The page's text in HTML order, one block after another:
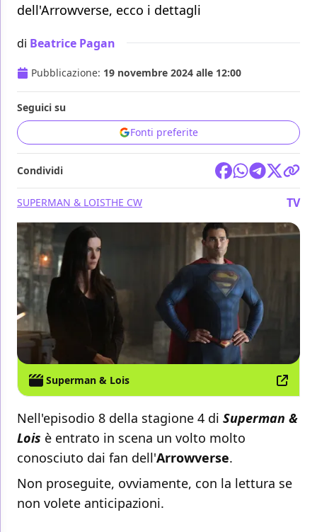
dell'Arrowverse, ecco i dettagli
di Beatrice Pagan
Pubblicazione: 19 novembre 2024 alle 12:00
Seguici su
Fonti preferite
Condividi
SUPERMAN & LOISTHE CW TV
Superman & Lois
Nell'episodio 8 della stagione 4 di Superman &
Lois è entrato in scena un volto molto
conosciuto dai fan dell'Arrowverse.
Non proseguite, ovviamente, con la lettura se
non volete anticipazioni.